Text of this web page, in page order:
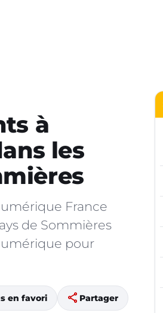
à
les
France
de Sommières
pour
en favori share Partager